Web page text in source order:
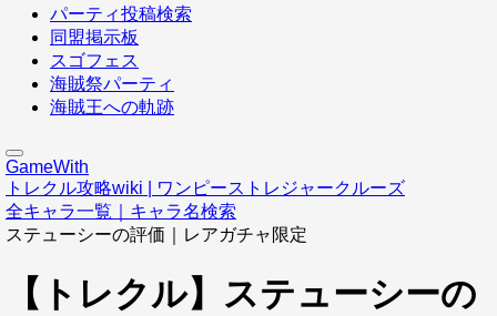
パーティ投稿検索
同盟掲示板
スゴフェス
海賊祭パーティ
海賊王への軌跡
GameWith
トレクル攻略wiki | ワンピーストレジャークルーズ
全キャラ一覧｜キャラ名検索
ステューシーの評価｜レアガチャ限定
【トレクル】ステューシーの